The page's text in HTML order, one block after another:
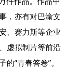
，亦有对巴渝文
、赛力斯等企业
虚拟制片等前沿
“青春答卷”。